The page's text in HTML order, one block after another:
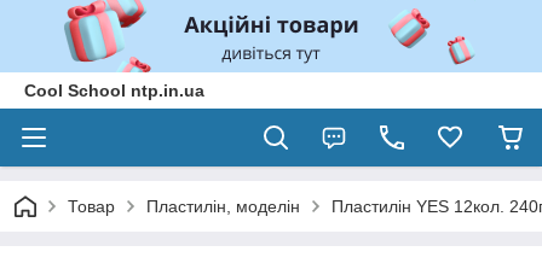
Cool School ntp.in.ua
Товар Пластилін, моделін Пластилін YES 12кол.